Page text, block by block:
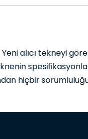
Yeni alıcı tekneyi
hiçbir